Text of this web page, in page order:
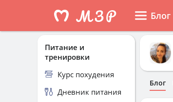
Блог
Блог
Питание и
тренировки
Курс похудения
Дневник питания